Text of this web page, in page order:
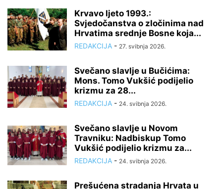
Krvavo ljeto 1993.:
Svjedočanstva o zločinima nad
Hrvatima srednje Bosne koja...
REDAKCIJA - 27. svibnja 2026.
Svečano slavlje u Bučićima:
Mons. Tomo Vukšić podijelio
krizmu za 28...
REDAKCIJA - 24. svibnja 2026.
Svečano slavlje u Novom
Travniku: Nadbiskup Tomo
Vukšić podijelio krizmu za...
REDAKCIJA - 24. svibnja 2026.
Prešućena stradanja Hrvata u